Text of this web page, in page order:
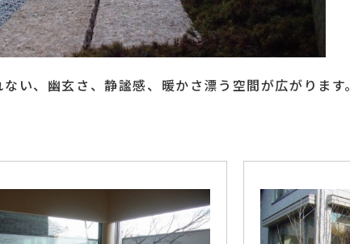
い、幽玄さ、静謐感、暖かさ漂う空間が広がります。